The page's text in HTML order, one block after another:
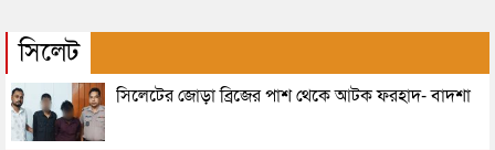
সিলেট
সিলেটের জোড়া ব্রিজের পাশ থেকে আটক ফরহাদ- বাদশা